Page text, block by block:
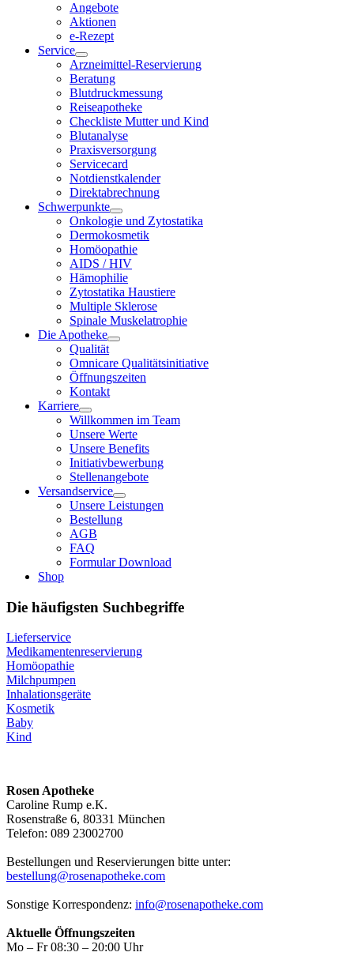
Angebote
Aktionen
e-Rezept
Service
Arzneimittel-Reservierung
Beratung
Blutdruckmessung
Reiseapotheke
Checkliste Mutter und Kind
Blutanalyse
Praxisversorgung
Servicecard
Notdienstkalender
Direktabrechnung
Schwerpunkte
Onkologie und Zytostatika
Dermokosmetik
Homöopathie
AIDS / HIV
Hämophilie
Zytostatika Haustiere
Multiple Sklerose
Spinale Muskelatrophie
Die Apotheke
Qualität
Omnicare Qualitätsinitiative
Öffnungszeiten
Kontakt
Karriere
Willkommen im Team
Unsere Werte
Unsere Benefits
Initiativbewerbung
Stellenangebote
Versandservice
Unsere Leistungen
Bestellung
AGB
FAQ
Formular Download
Shop
Die häufigsten Suchbegriffe
Lieferservice
Medikamentenreservierung
Homöopathie
Milchpumpen
Inhalationsgeräte
Kosmetik
Baby
Kind
Rosen Apotheke
Caroline Rump e.K.
Rosenstraße 6, 80331 München
Telefon: 089 23002700
Bestellungen und Reservierungen bitte unter:
bestellung@rosenapotheke.com
Sonstige Korrespondenz: info@rosenapotheke.com
Aktuelle Öffnungszeiten
Mo – Fr 08:30 – 20:00 Uhr